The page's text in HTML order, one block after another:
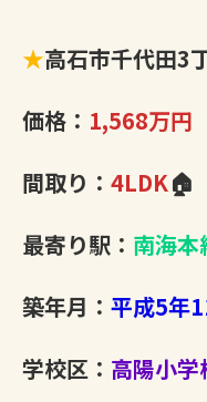
★高石市千代田3
価格： 1,568万円
間取り： 4LDK🏠
最寄り駅： 南海本
築年月： 平成5年
学校区： 高陽小